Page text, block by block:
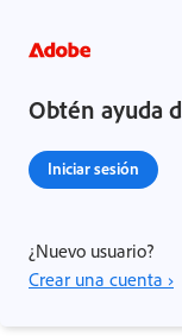
Obtén ayuda
Iniciar sesión
¿Nuevo usuario?
Crear una cuenta ›